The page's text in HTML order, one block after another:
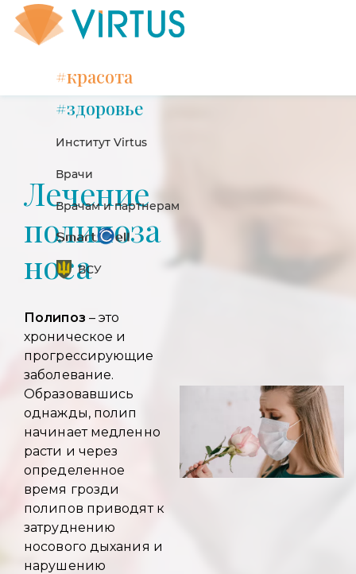
#красота
#здоровье
Институт Virtus
Врачи
Врачам и партнерам
ВСУ
Лечение
полипоза
носа
Полипоз – это
хроническое и
прогрессирующие
заболевание.
Образовавшись
однажды, полип
начинает медленно
расти и через
определенное
время грозди
полипов приводят к
затруднению
носового дыхания и
нарушению